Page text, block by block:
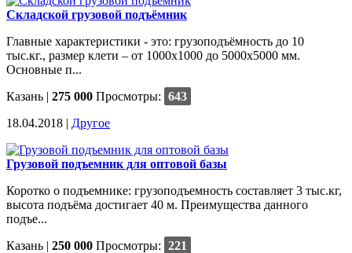
Складской грузовой подъёмник
Главные характеристики - это: грузоподъёмность до 10
тыс.кг., размер клети – от 1000х1000 до 5000х5000 мм.
Основные п...
Казань | 275 000 Просмотры: 643
18.04.2018 | Другое
Грузовой подъемник для оптовой базы
Коротко о подъемнике: грузоподъемность составляет 3 тыс.кг,
высота подъёма достигает 40 м. Преимущества данного
подъе...
Казань | 250 000 Просмотры: 221